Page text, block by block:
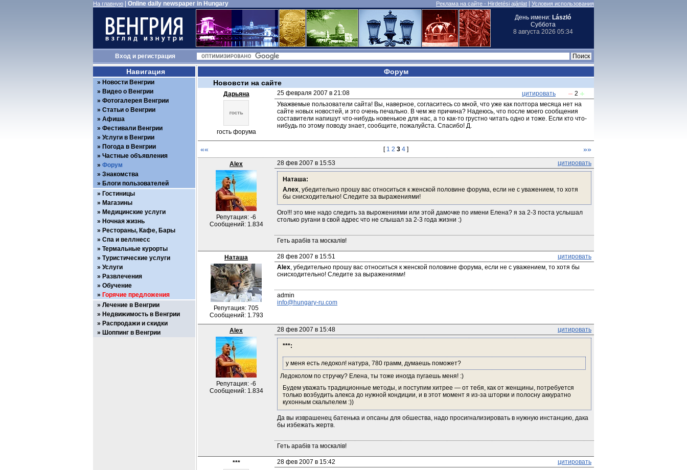
На главную Online daily newspaper in Hungary Реклама на сайте - Hirdetési ajánlat Условия использования
День имени: László
Суббота
8 августа 2026 05:34
Входи регистрация
Форум
Нововсти на сайте
Дарьяна
гость форума
25 февраля 2007 в 21:08 цитировать
2
Уважвемые пользователи сайта! Вы, наверное, согласитесь со мной, что уже как полтора месяца нет на
сайте новых новостей, и это очень печально. В чем же причина? Надеюсь, что после моего сообщения
составители напишут что-нибудь новенькое для нас, а то как-то грустно читать одно и тоже. Если кто что-
нибудь по этому поводу знает, сообщите, пожалуйста. Спасибо! Д.
«« [ 1 2 3 4 ] »»
Alex
Репутация: -6
Сообщений: 1.834
28 фев 2007 в 15:53 цитировать
Наташа:
Алех, убедительно прошу вас относиться к женской половине форума, если не с уважением, то хотя
бы снисходительно! Следите за выражениями!
Ого!!! это мне надо следить за вырожениями или этой дамочке по имени Елена? я за 2-3 поста услышал
столько ругани в свой адрес что не слышал за 2-3 года жизни :)
Геть арабів та москалів!
Наташа
Репутация: 705
Сообщений: 1.793
28 фев 2007 в 15:51
цитировать
Alex, убедительно прошу вас относиться к женской половине форума, если не с уважением, то хотя бы
снисходительно! Следите за выражениями!
info@hungary-ru.com
Alex
Репутация: -6
Сообщений: 1.834
28 фев 2007 в 15:48 цитировать
***:
у меня есть ледокол! натура, 780 грамм, думаешь поможет?
Ледоколом по стручку? Елена, ты тоже иногда пугаешь меня! :)
Будем уважать традиционные методы, и поступим хитрее — от тебя, как от женщины, потребуется
только возбудить алекса до нужной кондиции, и в этот момент я из-за шторки и полосну аккуратно
кухонным скальпелем :))
Да вы изврашенец батенька и опсаны для обшества, надо просигнализировать в нужную инстанцию, дака
бы избежать жертв.
Геть арабів та москалів!
*** 28 фев 2007 в 15:42 цитировать
Навигация
Новости Венгрии
Видео о Венгрии
Фотогалерея Венгрии
Статьи о Венгрии
Афиша
Фестивали Венгрии
Услуги в Венгрии
Погода в Венгрии
Частные объявления
Форум
Знакомства
Блоги пользователей
Гостиницы
Магазины
Медицинские услуги
Ночная жизнь
Рестораны, Кафе, Бары
Спа и веллнесс
Термальные курорты
Туристические услуги
Услуги
Развлечения
Обучение
Горячие предложения
Лечение в Венгрии
Недвижимость в Венгрии
Распродажи и скидки
Шоппинг в Венгрии